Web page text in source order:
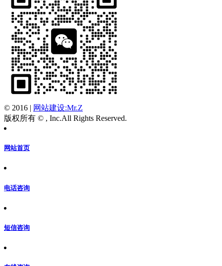
© 2016 | 网站建设:Mr.Z
版权所有 © , Inc.All Rights Reserved.
网站首页
电话咨询
短信咨询